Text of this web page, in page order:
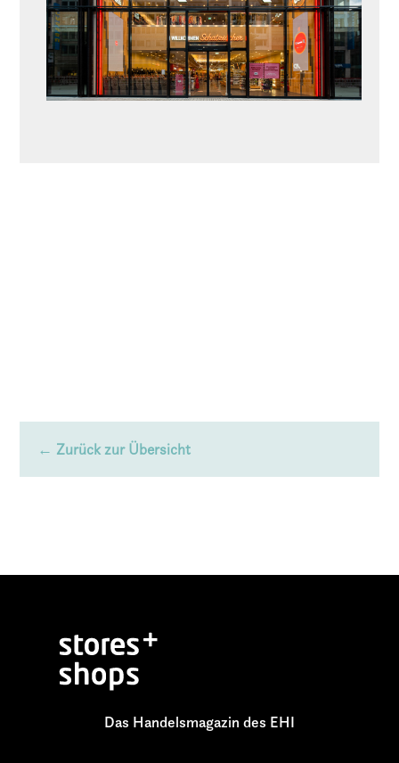
← Zurück zur Übersicht
Das Handelsmagazin des EHI